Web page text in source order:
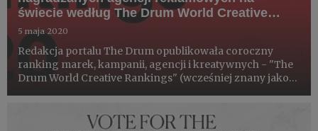
świecie według The Drum World Creative
Rankings 2020
5 maja 2020
Redakcja portalu The Drum opublikowała coroczny
ranking marek, kampanii, agencji i kreatywnych - "The
Drum World Creative Rankings" (wcześniej znany jako
pojawiło się na ...